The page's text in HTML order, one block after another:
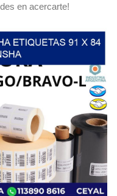
en acercarte!